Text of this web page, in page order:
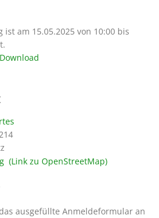
ist am 15.05.2025 von 10:00 bis
.
(Link zu OpenStreetMap)
ausgefüllte Anmeldeformular an